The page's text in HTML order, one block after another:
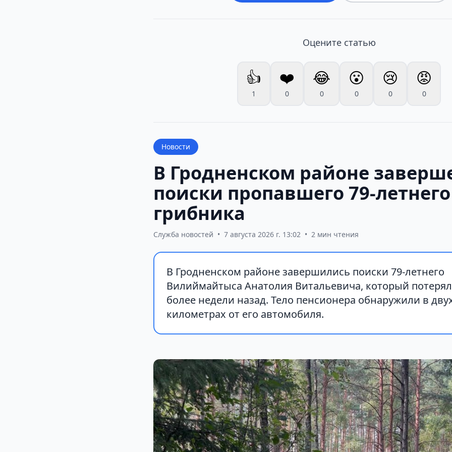
Оцените статью
👍
1
❤️
0
😂
0
😮
0
😢
0
😡
0
Новости
В Гродненском районе
поиски пропавшего 79-летнего
грибника
Служба новостей • 7 августа 2026 г. 13:02 • 2 мин чтения
В Гродненском районе завершились поиски 79-летнего
Вилиймайтыса Анатолия Витальевича, который
более недели назад. Тело пенсионера обнаружили в
километрах от его автомобиля.